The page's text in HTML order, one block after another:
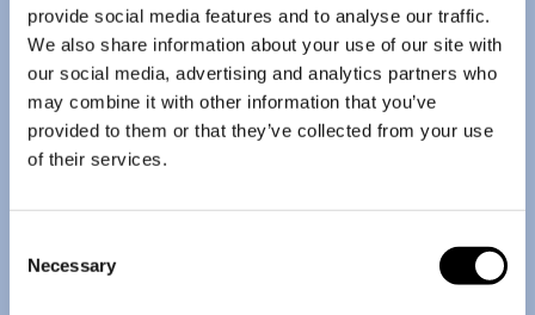
provide social media features and to analyse our traffic.
We also share information about your use of our site with
our social media, advertising and analytics partners who
may combine it with other information that you’ve
provided to them or that they’ve collected from your use
of their services.
Selection
Necessary